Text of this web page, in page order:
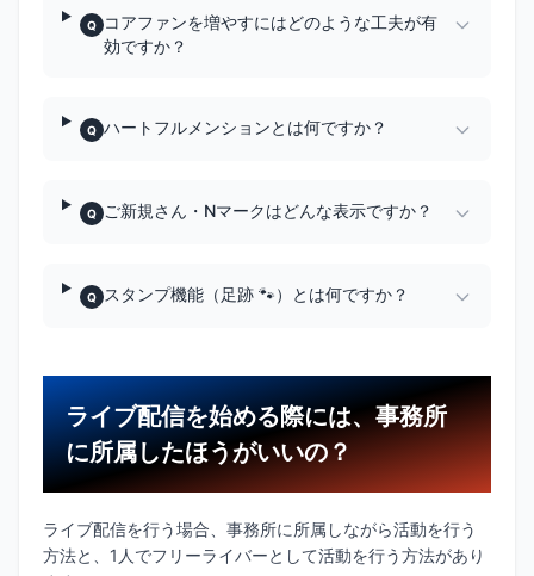
Q コアファンを増やすにはどのような工夫が有
効ですか？
Q ハートフルメンションとは何ですか？
Q ご新規さん・Nマークはどんな表示ですか？
Q スタンプ機能（足跡 🐾）とは何ですか？
ライブ配信を始める際には、事務所
に所属したほうがいいの？
ライブ配信を行う場合、事務所に所属しながら活動を行う
方法と、1人でフリーライバーとして活動を行う方法があり